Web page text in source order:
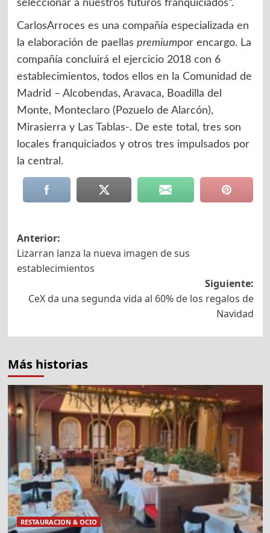
seleccionar a nuestros futuros franquiciados”.
CarlosArroces es una compañía especializada en
la elaboración de paellas premiumpor encargo. La
compañía concluirá el ejercicio 2018 con 6
establecimientos, todos ellos en la Comunidad de
Madrid – Alcobendas, Aravaca, Boadilla del
Monte, Monteclaro (Pozuelo de Alarcón),
Mirasierra y Las Tablas-. De este total, tres son
locales franquiciados y otros tres impulsados por
la central.
Navegación
de
entradas
Anterior:
Lizarran lanza la nueva imagen de sus
establecimientos
Siguiente:
CeX da una segunda vida al 60% de los regalos de
Navidad
Más historias
RESTAURACION & OCIO